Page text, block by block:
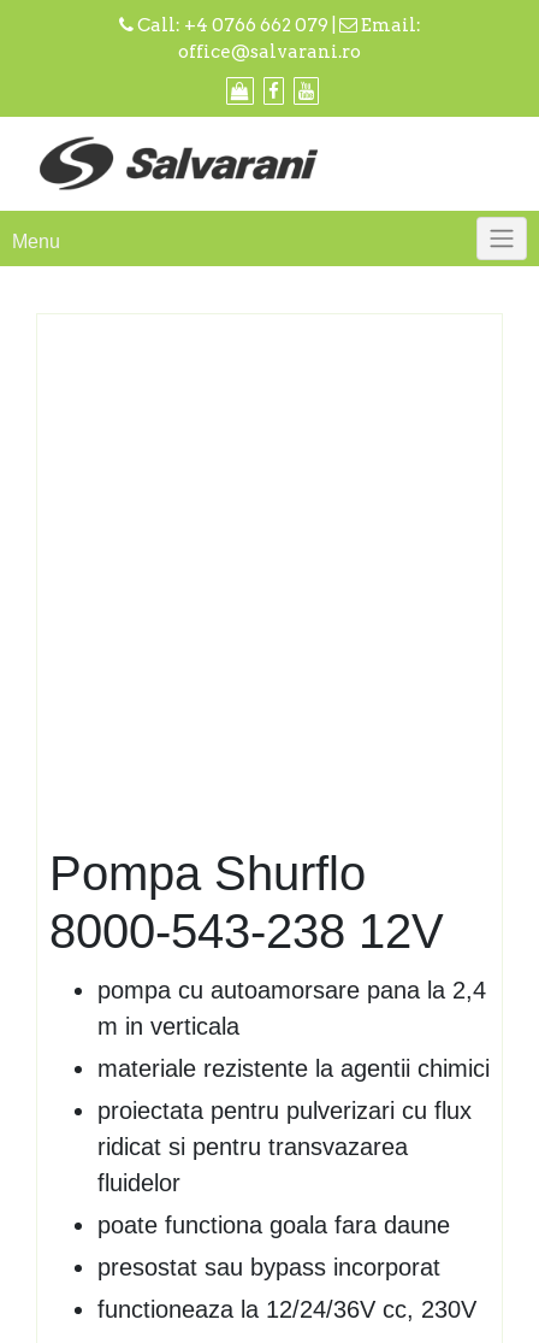
Call: +4 0766 662 079
Email:
office@salvarani.ro
Menu
Pompa Shurflo
8000-543-238 12V
pompa cu autoamorsare pana la 2,4
m in verticala
materiale rezistente la agentii chimici
proiectata pentru pulverizari cu flux
ridicat si pentru transvazarea
fluidelor
poate functiona goala fara daune
presostat sau bypass incorporat
functioneaza la 12/24/36V cc, 230V